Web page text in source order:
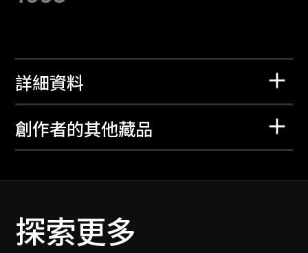
詳細資料
創作者的其他藏品
探索更多